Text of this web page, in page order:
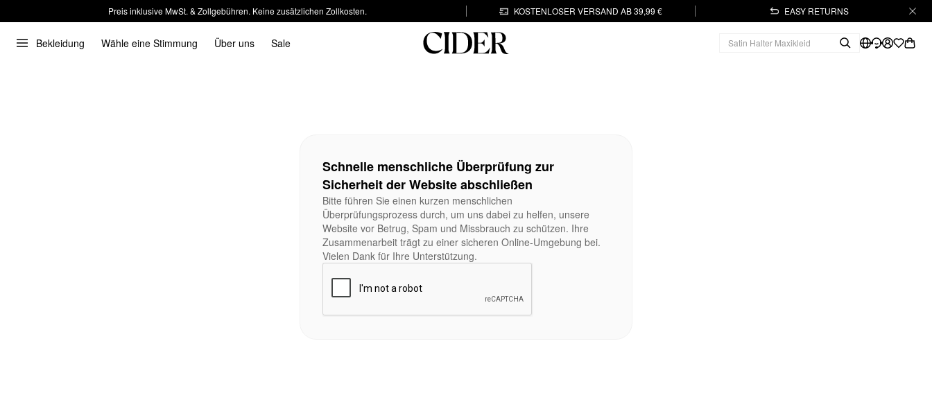
Preis inklusive MwSt. & Zollgebühren. Keine zusätzlichen Zollkosten. KOSTENLOSER VERSAND AB 39,99 € EASY RETURNS
Bekleidung Wähle eine Stimmung Über uns Sale
Schnelle menschliche Überprüfung zur
Sicherheit der Website abschließen
Bitte führen Sie einen kurzen menschlichen
Überprüfungsprozess durch, um uns dabei zu helfen, unsere
Website vor Betrug, Spam und Missbrauch zu schützen. Ihre
Zusammenarbeit trägt zu einer sicheren Online-Umgebung bei.
Vielen Dank für Ihre Unterstützung.